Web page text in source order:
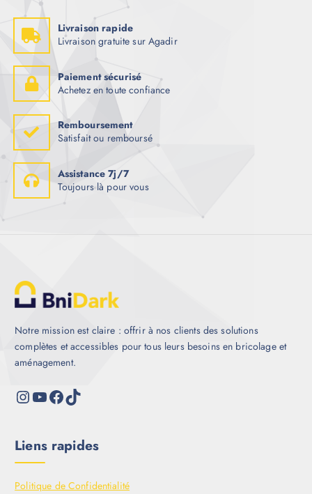
Livraison rapide
Livraison gratuite sur Agadir
Paiement sécurisé
Achetez en toute confiance
Remboursement
Satisfait ou remboursé
Assistance 7j/7
Toujours là pour vous
Notre mission est claire : offrir à nos clients des solutions
complètes et accessibles pour tous leurs besoins en bricolage et
aménagement.
Liens rapides
Politique de Confidentialité